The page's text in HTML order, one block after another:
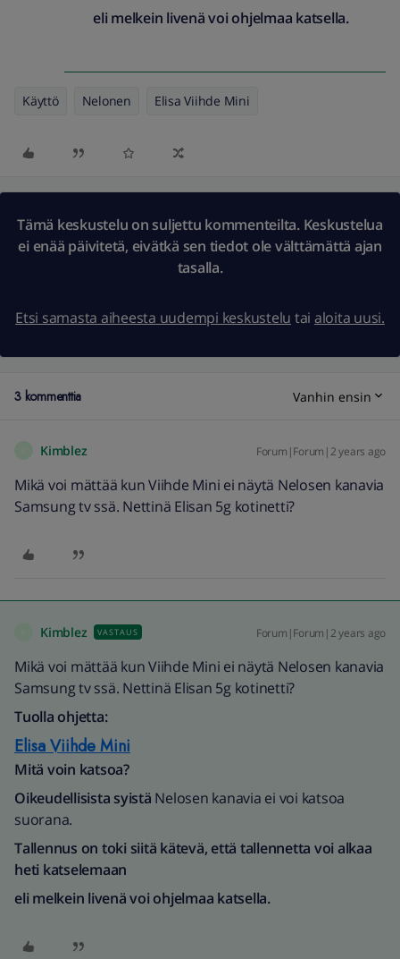
eli melkein livenä voi ohjelmaa katsella.
Käyttö Nelonen Elisa Viihde Mini
Tämä keskustelu on suljettu kommenteilta. Keskustelua
ei enää päivitetä, eivätkä sen tiedot ole välttämättä ajan
tasalla.
Etsi samasta aiheesta uudempi keskustelu tai aloita uusi.
3 kommenttia Vanhin ensin
Kimblez Forum|Forum|2 years ago
Mikä voi mättää kun Viihde Mini ei näytä Nelosen kanavia
Samsung tv ssä. Nettinä Elisan 5g kotinetti?
Kimblez VASTAUS Forum|Forum|2 years ago
Mikä voi mättää kun Viihde Mini ei näytä Nelosen kanavia
Samsung tv ssä. Nettinä Elisan 5g kotinetti?
Tuolla ohjetta:
Elisa Viihde Mini
Mitä voin katsoa?
Oikeudellisista syistä Nelosen kanavia ei voi katsoa
suorana.
Tallennus on toki siitä kätevä, että tallennetta voi alkaa
heti katselemaan
eli melkein livenä voi ohjelmaa katsella.